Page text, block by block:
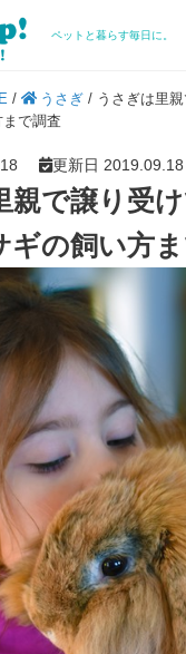
ペットと暮らす毎日に。
/ うさぎ / うさぎは里
で調査
更新日 2019.09.18
親で譲り受
ギの飼い方